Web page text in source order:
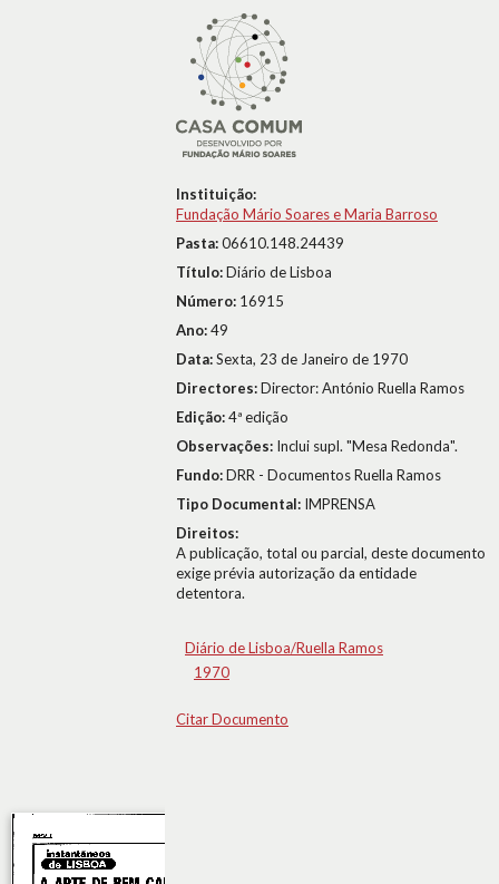
Instituição:
Fundação Mário Soares e Maria Barroso
Pasta:06610.148.24439
Título:Diário de Lisboa
Número: 16915
Ano:49
Data:Sexta, 23 de Janeiro de 1970
Directores:Director: António Ruella Ramos
Edição:4ª edição
Observações: Inclui supl. "Mesa Redonda".
Fundo:DRR - Documentos Ruella Ramos
Tipo Documental: IMPRENSA
Direitos:
A publicação, total ou parcial, deste documento
exige prévia autorização da entidade
detentora.
Diário de Lisboa/Ruella Ramos
1970
Citar Documento